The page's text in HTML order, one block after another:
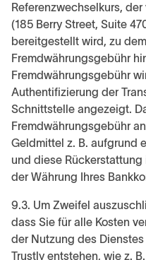
Referenzwechselkurs,
(185 Berry Street, Suite
bereitgestellt wird, zu
Fremdwährungsgebühr
Fremdwährungsgebühr
Authentifizierung der
Schnittstelle angezeigt.
Fremdwährungsgebühr
Geldmittel z. B. aufgrund
und diese
der Währung Ihres
9.3. Um Zweifel
dass Sie für alle Kosten
der Nutzung des
Trustly entstehen, wie z.